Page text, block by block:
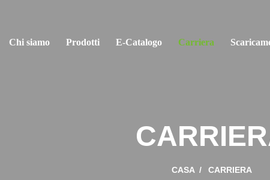
Chi siamo Prodotti E-Catalogo Carriera
CASA CARRIERA